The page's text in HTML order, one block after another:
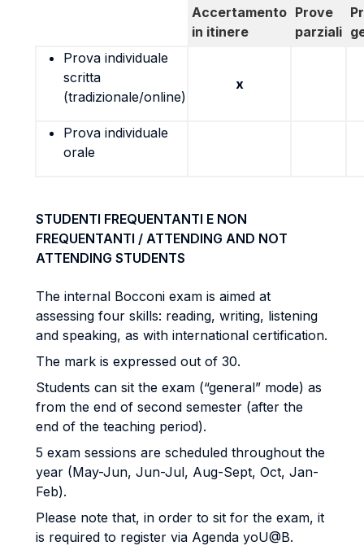
Accertamento
in itinere
Prove
parziali
Prova individuale
scritta
(tradizionale/online)
x
Prova individuale
orale
STUDENTI FREQUENTANTI E NON
FREQUENTANTI / ATTENDING AND NOT
ATTENDING STUDENTS
The internal Bocconi exam is aimed at
assessing four skills: reading, writing, listening
and speaking, as with international certification.
The mark is expressed out of 30.
Students can sit the exam (“general” mode) as
from the end of second semester (after the
end of the teaching period).
5 exam sessions are scheduled throughout the
year (May-Jun, Jun-Jul, Aug-Sept, Oct, Jan-
Feb).
Please note that, in order to sit for the exam, it
is required to register via Agenda yoU@B.